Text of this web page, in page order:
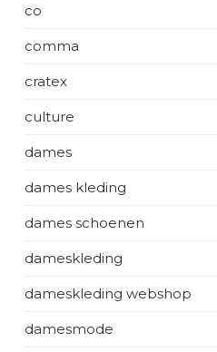
co
comma
cratex
culture
dames
dames kleding
dames schoenen
dameskleding
dameskleding webshop
damesmode